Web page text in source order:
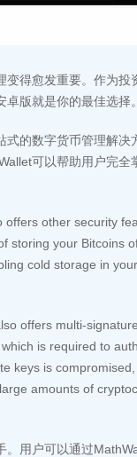
得愈发重要。作为投
版就是你的最佳选择。
的数字货币管理解决
可以帮助用户完全
other security
storing your Bitcoins
cold storage in
offers multi-
is required to
keys is compromised,
amounts of
用户可以通过